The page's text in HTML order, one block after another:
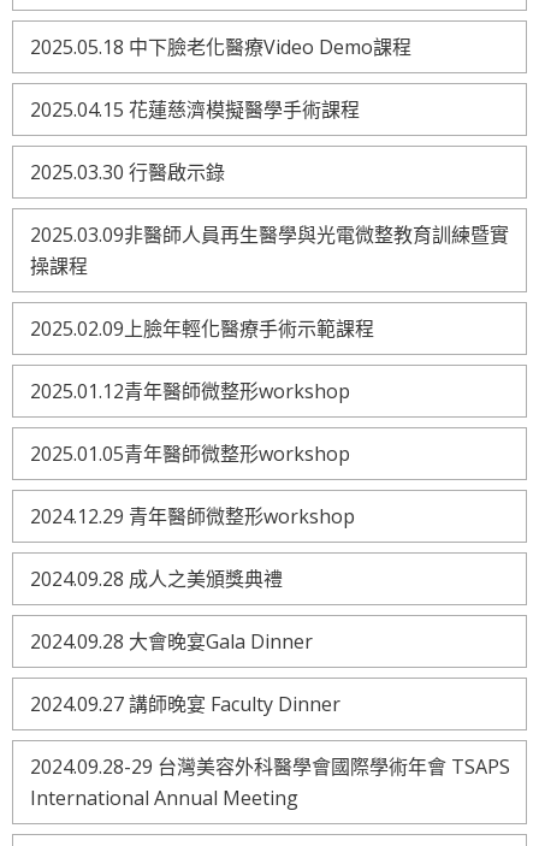
2025.05.18 中下臉老化醫療Video Demo課程
2025.04.15 花蓮慈濟模擬醫學手術課程
2025.03.30 行醫啟示錄
2025.03.09非醫師人員再生醫學與光電微整教育訓練暨實
操課程
2025.02.09上臉年輕化醫療手術示範課程
2025.01.12青年醫師微整形workshop
2025.01.05青年醫師微整形workshop
2024.12.29 青年醫師微整形workshop
2024.09.28 成人之美頒獎典禮
2024.09.28 大會晚宴Gala Dinner
2024.09.27 講師晚宴 Faculty Dinner
2024.09.28-29 台灣美容外科醫學會國際學術年會 TSAPS
International Annual Meeting